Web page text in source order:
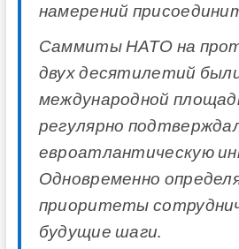
намерений
Саммиты НАТО на
двух десятилетий
международной
регулярно
евроатлантическую
Одновременно
приоритеты
будущие шаги.